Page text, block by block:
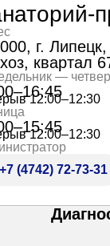
г.
квартал
—
12:00–12:30
12:00–12:30
+7 (4742) 72-73-31